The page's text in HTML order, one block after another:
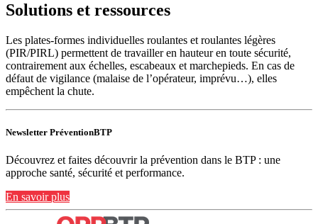
Solutions et ressources
Les plates-formes individuelles roulantes et roulantes légères
(PIR/PIRL) permettent de travailler en hauteur en toute sécurité,
contrairement aux échelles, escabeaux et marchepieds. En cas de
défaut de vigilance (malaise de l’opérateur, imprévu…), elles
empêchent la chute.
Newsletter PréventionBTP
Découvrez et faites découvrir la prévention dans le BTP : une
approche santé, sécurité et performance.
En savoir plus